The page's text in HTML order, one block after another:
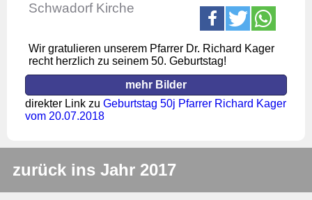
Schwadorf Kirche
Wir gratulieren unserem Pfarrer Dr. Richard Kager
recht herzlich zu seinem 50. Geburtstag!
mehr Bilder
direkter Link zu Geburtstag 50j Pfarrer Richard Kager
vom 20.07.2018
zurück ins Jahr 2017